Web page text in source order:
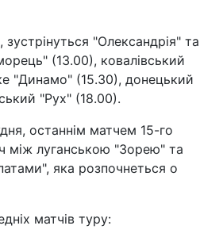
зустрінуться "Олександрія" та
(13.00), ковалівський
"Динамо" (15.30), донецький
"Рух" (18.00).
останнім матчем 15-го
між луганською "Зорею" та
яка розпочнеться о
матчів туру: